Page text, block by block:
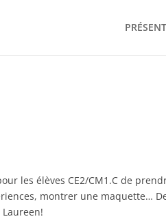
les élèves CE2/CM1.C de
montrer une maquette…